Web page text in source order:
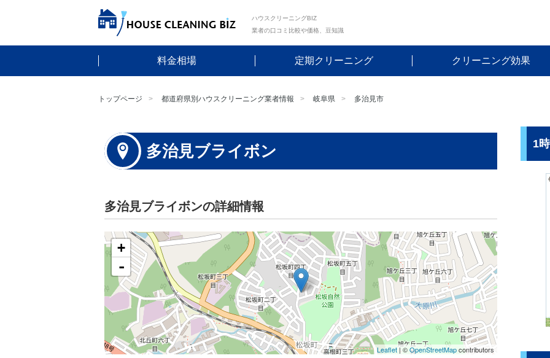
ハウスクリーニングBIZ
業者の口コミ比較や価格、豆知識
料金相場 定期クリーニング クリーニング効果
トップページ 都道府県別ハウスクリーニング業者情報 岐阜県 多治見市
多治見ブライボン
多治見ブライボンの詳細情報
+
-
Leaflet| ©OpenStreetMapcontributors
1